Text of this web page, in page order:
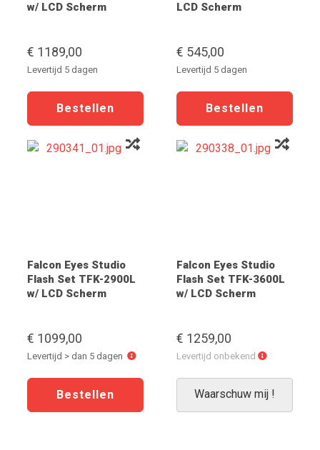
w/ LCD Scherm
€ 1189,00
Levertijd 5 dagen
LCD Scherm
€ 545,00
Levertijd 5 dagen
Falcon Eyes Studio
Flash Set TFK-2900L
w/ LCD Scherm
€ 1099,00
Levertijd > dan 5 dagen
Levertijd
dan
dagen
Falcon Eyes Studio
Flash Set TFK-3600L
w/ LCD Scherm
€ 1259,00
Levertijd onbekend
Levertijd
Waarschuw mij !